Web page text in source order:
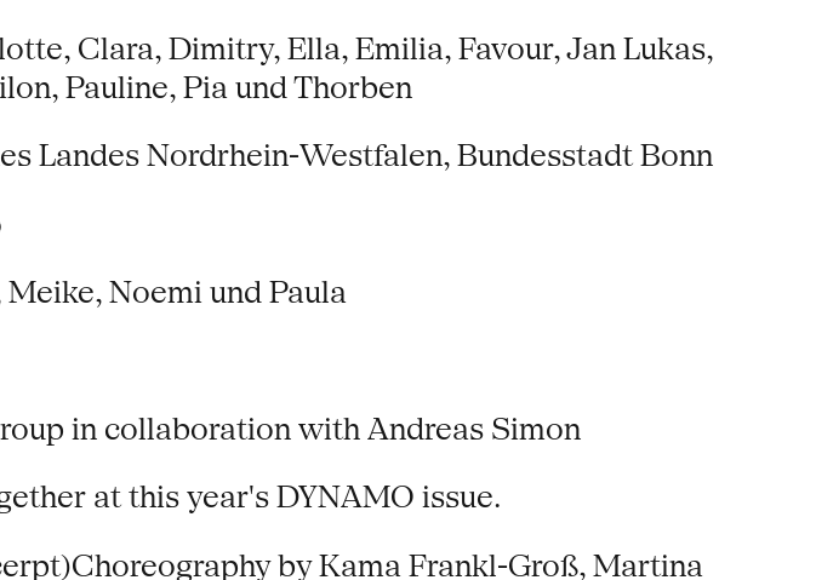
Clara, Dimitry, Ella, Emilia, Favour, Jan Lukas,
Pauline, Pia und Thorben
Landes Nordrhein-Westfalen, Bundesstadt Bonn
Noemi und Paula
in collaboration with Andreas Simon
at this year's DYNAMO issue.
by Kama Frankl-Groß, Martina